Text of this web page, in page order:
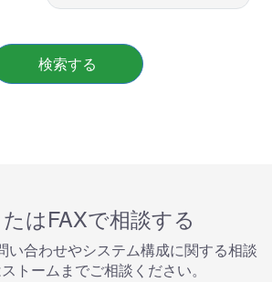
検索する
はFAXで相談する
い合わせやシステム構成に関する相談
トームまでご相談ください。